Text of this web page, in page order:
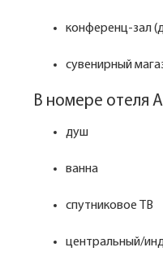
конференц-зал
сувенирный
В номере отеля
душ
ванна
спутниковое ТВ
центральный/